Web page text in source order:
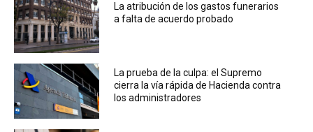
La atribución de los gastos funerarios
a falta de acuerdo probado
La prueba de la culpa: el Supremo
cierra la vía rápida de Hacienda contra
los administradores